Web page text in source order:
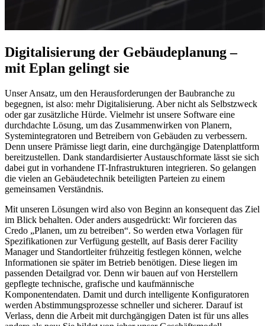
Digitalisierung der Gebäudeplanung –
mit Eplan gelingt sie
Unser Ansatz, um den Herausforderungen der Baubranche zu
begegnen, ist also: mehr Digitalisierung. Aber nicht als Selbstzweck
oder gar zusätzliche Hürde. Vielmehr ist unsere Software eine
durchdachte Lösung, um das Zusammenwirken von Planern,
Systemintegratoren und Betreibern von Gebäuden zu verbessern.
Denn unsere Prämisse liegt darin, eine durchgängige Datenplattform
bereitzustellen. Dank standardisierter Austauschformate lässt sie sich
dabei gut in vorhandene IT-Infrastrukturen integrieren. So gelangen
die vielen an Gebäudetechnik beteiligten Parteien zu einem
gemeinsamen Verständnis.
Mit unseren Lösungen wird also von Beginn an konsequent das Ziel
im Blick behalten. Oder anders ausgedrückt: Wir forcieren das
Credo „Planen, um zu betreiben“. So werden etwa Vorlagen für
Spezifikationen zur Verfügung gestellt, auf Basis derer Facility
Manager und Standortleiter frühzeitig festlegen können, welche
Informationen sie später im Betrieb benötigen. Diese liegen im
passenden Detailgrad vor. Denn wir bauen auf von Herstellern
gepflegte technische, grafische und kaufmännische
Komponentendaten. Damit und durch intelligente Konfiguratoren
werden Abstimmungsprozesse schneller und sicherer. Darauf ist
Verlass, denn die Arbeit mit durchgängigen Daten ist für uns alles